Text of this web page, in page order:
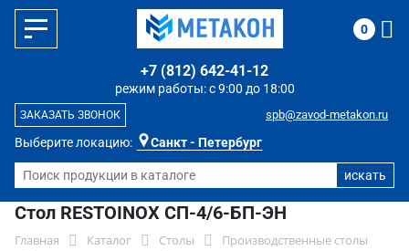
Выберите локацию: Санкт - Петербург
режим работы: с 9:00 до 18:00
+7 (812) 642-41-12
spb@zavod-metakon.ru
ЗАКАЗАТЬ ЗВОНОК
0
Стол RESTOINOX СП-4/6-БП-ЭН
Главная Каталог Столы
Производственные столы